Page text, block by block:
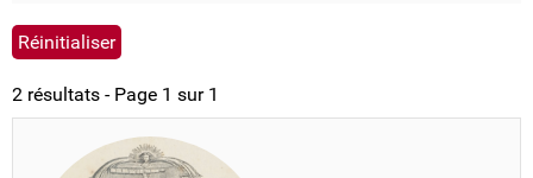
2 résultats - Page 1 sur 1